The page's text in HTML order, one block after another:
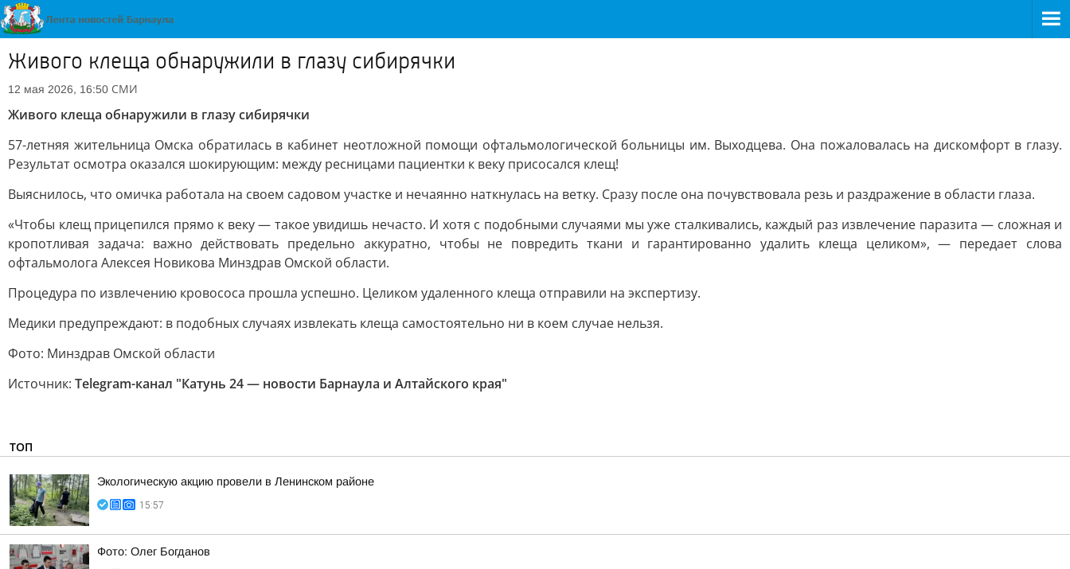
Живого клеща обнаружили в глазу сибирячки
12 мая 2026, 16:50 СМИ
Живого клеща обнаружили в глазу сибирячки
57-летняя жительница Омска обратилась в кабинет неотложной помощи офтальмологической больницы им. Выходцева. Она пожаловалась на дискомфорт в глазу.
Результат осмотра оказался шокирующим: между ресницами пациентки к веку присосался клещ!
Выяснилось, что омичка работала на своем садовом участке и нечаянно наткнулась на ветку. Сразу после она почувствовала резь и раздражение в области глаза.
«Чтобы клещ прицепился прямо к веку — такое увидишь нечасто. И хотя с подобными случаями мы уже сталкивались, каждый раз извлечение паразита — сложная и
кропотливая задача: важно действовать предельно аккуратно, чтобы не повредить ткани и гарантированно удалить клеща целиком», — передает слова
офтальмолога Алексея Новикова Минздрав Омской области.
Процедура по извлечению кровососа прошла успешно. Целиком удаленного клеща отправили на экспертизу.
Медики предупреждают: в подобных случаях извлекать клеща самостоятельно ни в коем случае нельзя.
Фото: Минздрав Омской области
Источник: Telegram-канал "Катунь 24 — новости Барнаула и Алтайского края"
ТОП
Экологическую акцию провели в Ленинском районе
15:57
Фото: Олег Богданов